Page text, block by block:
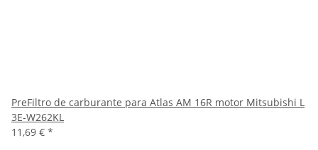
PreFiltro de carburante para Atlas AM 16R motor Mitsubishi L
3E-W262KL
11,69 € *